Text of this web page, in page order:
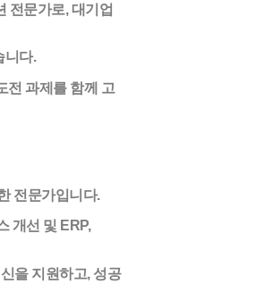
전문가로, 대기업
니다.
전 과제를 함께 고
전문가입니다.
개선 및 ERP,
을 지원하고, 성공